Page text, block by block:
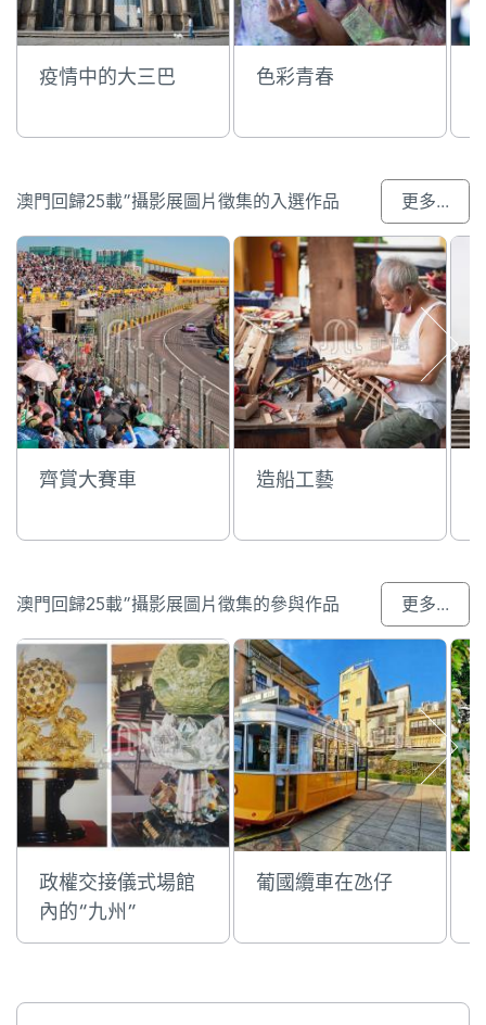
疫情中的大三巴 色彩青春
澳門回歸25載”攝影展圖片徵集的入選作品 更多...
齊賞大賽車 造船工藝
澳門回歸25載”攝影展圖片徵集的參與作品 更多...
政權交接儀式場館
內的“九州”
葡國纜車在氹仔